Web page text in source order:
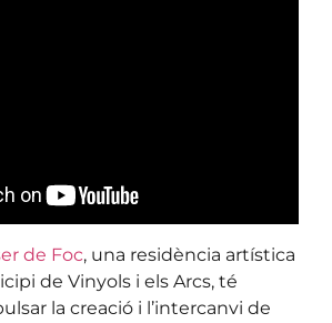
de Foc, una residència artística
de Vinyols i els Arcs, té
la creació i l’intercanvi de